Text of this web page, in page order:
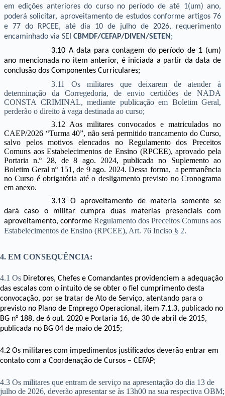
em edições anteriores do curso no período de até 1(um) ano,
poderá solicitar, aproveitamento de estudos conforme artigos 76
e 77 do RPCEE, até dia 10 de julho de 2026, requerimento
encaminhado via SEI CBMDF/CEFAP/DIVEN/SETEN;
3.10 A data para contagem do período de 1 (um)
ano mencionada no item anterior, é iniciada a partir da data de
conclusão dos Componentes Curriculares;
3.11 Os militares que deixarem de atender à
determinação da Corregedoria, de envio certidões de NADA
CONSTA CRIMINAL, mediante publicação em Boletim Geral,
perderão o direito à vaga destinada ao curso;
3.12 Aos militares convocados e matriculados no
CAEP/2026 “Turma 40”, não será permitido trancamento do Curso,
salvo pelos motivos elencados no Regulamento dos Preceitos
Comuns aos Estabelecimentos de Ensino (RPCEE), aprovado pela
Portaria n.º 28, de 8 ago. 2024, publicada no Suplemento ao
Boletim Geral nº 151, de 9 ago. 2024. Dessa forma, a permanência
no Curso é obrigatória até o desligamento previsto no Cronograma
em anexo.
3.13 O aproveitamento de materia somente se
dará caso o militar cumpra duas materias presenciais com
aproveitamento, conforme Regulamento dos Preceitos Comuns aos
Estabelecimentos de Ensino (RPCEE), Art. 76 Inciso § 2.
4. EM CONSEQUÊNCIA:
4.1 Os Diretores, Chefes e Comandantes providenciem a adequação
das escalas com o intuito de se obter o fiel cumprimento desta
convocação, por se tratar de Ato de Serviço, atentando para o
previsto no Plano de Emprego Operacional, item 7.1.3, publicado no
BG n° 188, de 6 out. 2020 e Portaria 16, de 30 de abril de 2015,
publicada no BG 04 de maio de 2015;
4.2 Os militares com impedimentos justificados deverão entrar em
contato com a Coordenação de Cursos – CEFAP;
4.3 Os militares que entram de serviço na apresentação do dia 13 de
julho de 2026, deverão apresentar se às 13h00 na sua respectiva OBM;